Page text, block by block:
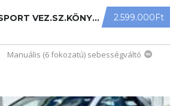
2.599.000Ft
HONDA CIVIC 1.8 SPORT VEZ.SZ.KÖNYV ...
Manuális (6 fokozatú) sebességváltó